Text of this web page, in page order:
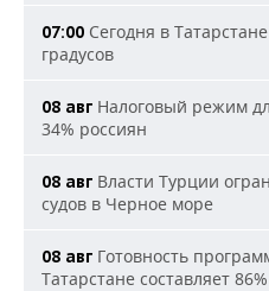
07:00 Сегодня в
градусов
08 авг Налоговый режим
34% россиян
08 авг Власти Турции
судов в Черное море
08 авг Готовность
Татарстане составляет 86%